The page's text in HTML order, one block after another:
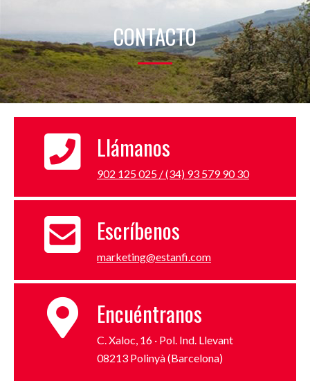
CONTACTO
Llámanos
902 125 025 / (34) 93 579 90 30
Escríbenos
marketing@estanfi.com
Encuéntranos
C. Xaloc, 16 · Pol. Ind. Llevant
08213 Polinyà (Barcelona)